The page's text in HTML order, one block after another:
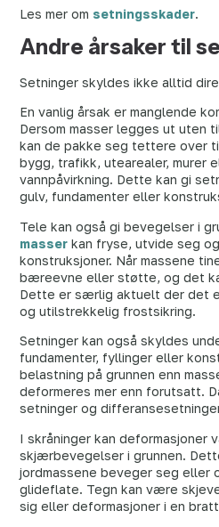
Les mer om setningsskader.
Andre årsaker til
Setninger skyldes ikke alltid
En vanlig årsak er manglende
Dersom masser legges ut uten
kan de pakke seg tettere over
bygg, trafikk, utearealer, murer
vannpåvirkning. Dette kan gi
gulv, fundamenter eller
Tele kan også gi bevegelser i
masser kan fryse, utvide seg
konstruksjoner. Når massene
bæreevne eller støtte, og det
Dette er særlig aktuelt der det
og utilstrekkelig frostsikring.
Setninger kan også skyldes
fundamenter, fyllinger eller
belastning på grunnen enn
deformeres mer enn forutsatt.
setninger og
I skråninger kan
skjærbevegelser i grunnen.
jordmassene beveger seg eller
glideflate. Tegn kan være
sig eller deformasjoner i en